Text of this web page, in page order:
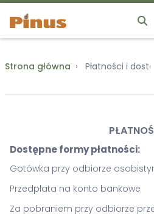
Strona główna Płatności i
Dostępne formy płatności:
Gotówka przy odbiorze
Przedpłata na konto bankowe
Za pobraniem przy odbiorze